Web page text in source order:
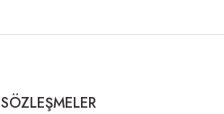
SÖZLEŞMELER